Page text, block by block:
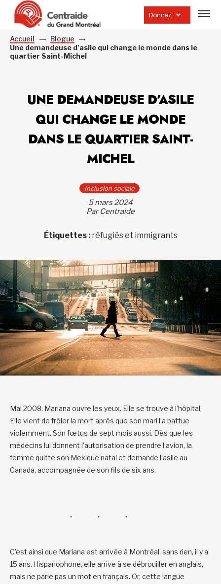
Donnez
la
Accueil
Blogue
Une demandeuse d’asile qui change le monde dans le
quartier Saint-Michel
UNE DEMANDEUSE D’ASILE
QUI CHANGE LE MONDE
DANS LE QUARTIER SAINT-
MICHEL
Inclusion sociale
5 mars 2024
Par Centraide
Étiquettes : réfugiés et immigrants
Mai 2008. Mariana ouvre les yeux. Elle se trouve à l’hôpital.
Elle vient de frôler la mort après que son mari l’a battue
violemment. Son fœtus de sept mois aussi. Dès que les
médecins lui donnent l’autorisation de prendre l’avion, la
femme quitte son Mexique natal et demande l’asile au
Canada, accompagnée de son fils de six ans.
C’est ainsi que Mariana est arrivée à Montréal, sans rien, il y a
15 ans. Hispanophone, elle arrive à se débrouiller en anglais,
mais ne parle pas un mot en français. Or, cette langue